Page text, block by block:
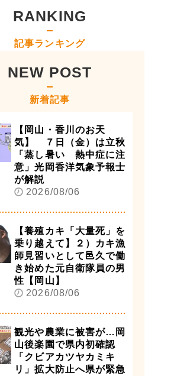
RANKING
記事ランキング
NEW POST
新着記事
【岡山・香川のお天
気】 ７日（金）は立秋
「蒸し暑い 熱中症に注
意」光岡香洋気象予報士
が解説
2026/08/06
【養殖カキ「大量死」を
乗り越えて】２）カキ漁
師見習いとして邑久で働
き始めた元自衛隊員の男
性【岡山】
2026/08/06
観光や農業に被害が…岡
山後楽園で県内初確認
「クビアカツヤカミキ
リ」拡大防止へ県が緊急